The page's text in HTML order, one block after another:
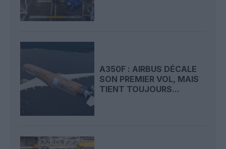
A350F : AIRBUS DÉCALE
SON PREMIER VOL, MAIS
TIENT TOUJOURS...